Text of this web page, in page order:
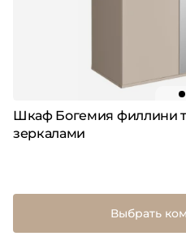
Шкаф Богемия филлини
зеркалами
Выбрать